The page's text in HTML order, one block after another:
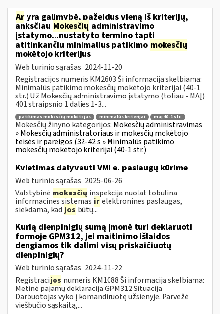
Ar yra galimybė, pažeidus vieną iš kriterijų,
anksčiau Mokesčių administravimo
įstatymo...nustatyto termino tapti
atitinkančiu minimalius patikimo mokesčių
mokėtojo kriterijus
Web turinio sąrašas 2024-11-20
Registracijos numeris KM2603 Ši informacija skelbiama:
Minimalūs patikimo mokesčių mokėtojo kriterijai (40-1
str.) Už Mokesčių administravimo įstatymo (toliau - MAĮ)
401 straipsnio 1 dalies 1-3...
patikimas mokesčių mokėtojas minimalūs kriterijai maį 40-1 str.
Mokesčių žinyno kategorijos: Mokesčių administravimas
» Mokesčių administratoriaus ir mokesčių mokėtojo
teisės ir pareigos (32-42 s » Minimalūs patikimo
mokesčių mokėtojo kriterijai (40-1 str.)
Kvietimas dalyvauti VMI e. paslaugų kūrime
Web turinio sąrašas 2025-06-26
Valstybinė mokesčių inspekcija nuolat tobulina
informacines sistemas irelektronines paslaugas,
siekdama, kad jos būtų...
Kurią dienpinigių sumą įmonė turi deklaruoti
formoje GPM312, jei maitinimo išlaidos
dengiamos tik dalimi visų priskaičiuotų
dienpinigių?
Web turinio sąrašas 2024-11-22
Registracijos numeris KM1088 Ši informacija skelbiama:
Metinė pajamų deklaracija GPM312 Situacija
Darbuotojas vyko į komandiruotę užsienyje. Parvežė
viešbučio sąskaitą,...